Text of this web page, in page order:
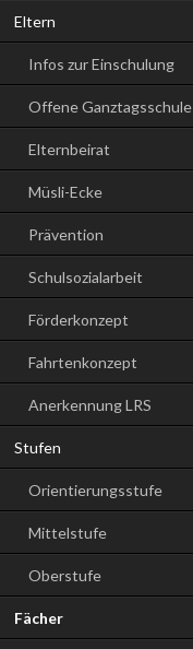
Eltern
Infos zur Einschulung
Offene Ganztagsschule
Elternbeirat
Müsli-Ecke
Prävention
Schulsozialarbeit
Förderkonzept
Fahrtenkonzept
Anerkennung LRS
Stufen
Orientierungsstufe
Mittelstufe
Oberstufe
Fächer